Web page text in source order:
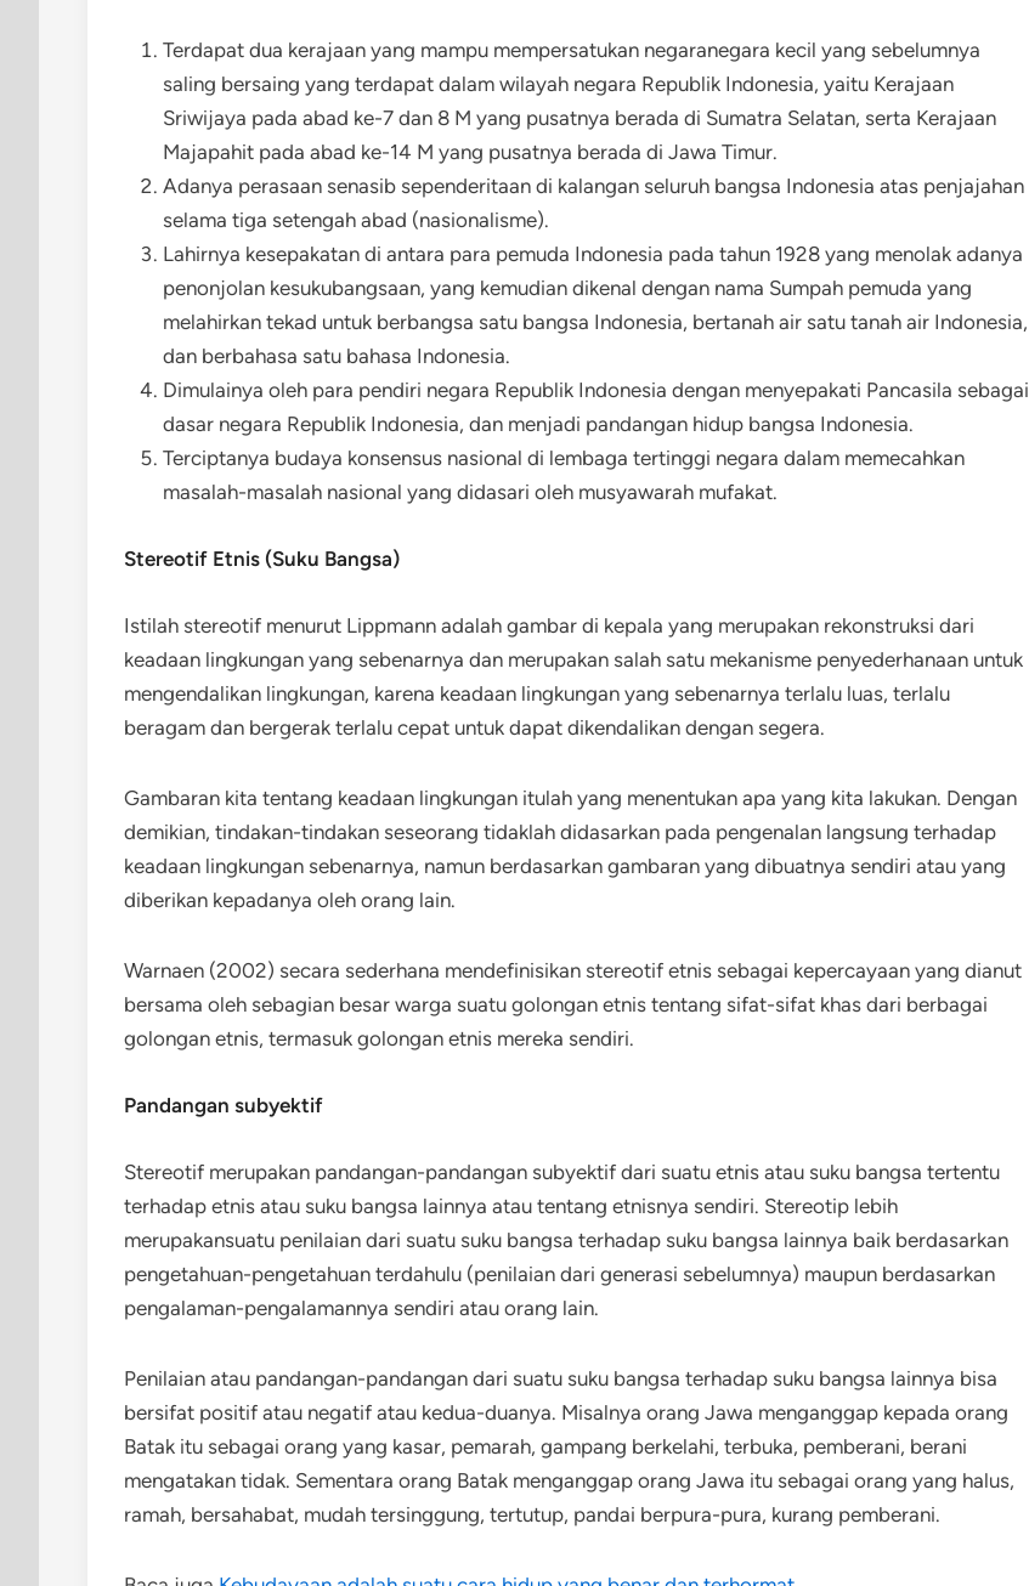
Terdapat dua kerajaan yang mampu mempersatukan negaranegara kecil yang sebelumnya
saling bersaing yang terdapat dalam wilayah negara Republik Indonesia, yaitu Kerajaan
Sriwijaya pada abad ke-7 dan 8 M yang pusatnya berada di Sumatra Selatan, serta Kerajaan
Majapahit pada abad ke-14 M yang pusatnya berada di Jawa Timur.
Adanya perasaan senasib sependeritaan di kalangan seluruh bangsa Indonesia atas penjajahan
selama tiga setengah abad (nasionalisme).
Lahirnya kesepakatan di antara para pemuda Indonesia pada tahun 1928 yang menolak adanya
penonjolan kesukubangsaan, yang kemudian dikenal dengan nama Sumpah pemuda yang
melahirkan tekad untuk berbangsa satu bangsa Indonesia, bertanah air satu tanah air Indonesia,
dan berbahasa satu bahasa Indonesia.
Dimulainya oleh para pendiri negara Republik Indonesia dengan menyepakati Pancasila sebagai
dasar negara Republik Indonesia, dan menjadi pandangan hidup bangsa Indonesia.
Terciptanya budaya konsensus nasional di lembaga tertinggi negara dalam memecahkan
masalah-masalah nasional yang didasari oleh musyawarah mufakat.
Stereotif Etnis (Suku Bangsa)
Istilah stereotif menurut Lippmann adalah gambar di kepala yang merupakan rekonstruksi dari
keadaan lingkungan yang sebenarnya dan merupakan salah satu mekanisme penyederhanaan untuk
mengendalikan lingkungan, karena keadaan lingkungan yang sebenarnya terlalu luas, terlalu
beragam dan bergerak terlalu cepat untuk dapat dikendalikan dengan segera.
Gambaran kita tentang keadaan lingkungan itulah yang menentukan apa yang kita lakukan. Dengan
demikian, tindakan-tindakan seseorang tidaklah didasarkan pada pengenalan langsung terhadap
keadaan lingkungan sebenarnya, namun berdasarkan gambaran yang dibuatnya sendiri atau yang
diberikan kepadanya oleh orang lain.
Warnaen (2002) secara sederhana mendefinisikan stereotif etnis sebagai kepercayaan yang dianut
bersama oleh sebagian besar warga suatu golongan etnis tentang sifat-sifat khas dari berbagai
golongan etnis, termasuk golongan etnis mereka sendiri.
Pandangan subyektif
Stereotif merupakan pandangan-pandangan subyektif dari suatu etnis atau suku bangsa tertentu
terhadap etnis atau suku bangsa lainnya atau tentang etnisnya sendiri. Stereotip lebih
merupakansuatu penilaian dari suatu suku bangsa terhadap suku bangsa lainnya baik berdasarkan
pengetahuan-pengetahuan terdahulu (penilaian dari generasi sebelumnya) maupun berdasarkan
pengalaman-pengalamannya sendiri atau orang lain.
Penilaian atau pandangan-pandangan dari suatu suku bangsa terhadap suku bangsa lainnya bisa
bersifat positif atau negatif atau kedua-duanya. Misalnya orang Jawa menganggap kepada orang
Batak itu sebagai orang yang kasar, pemarah, gampang berkelahi, terbuka, pemberani, berani
mengatakan tidak. Sementara orang Batak menganggap orang Jawa itu sebagai orang yang halus,
ramah, bersahabat, mudah tersinggung, tertutup, pandai berpura-pura, kurang pemberani.